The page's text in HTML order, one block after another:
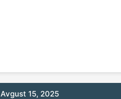
Avgust 15, 2025